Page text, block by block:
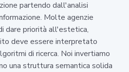
partendo dall'analisi
Molte agenzie
dare priorità all'estetica,
deve essere interpretato
di ricerca. Noi invertiamo
una struttura semantica solida